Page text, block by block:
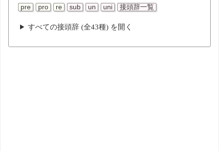
pre pro re sub un uni 接頭辞一覧
すべての接頭辞 (全43種) を開く